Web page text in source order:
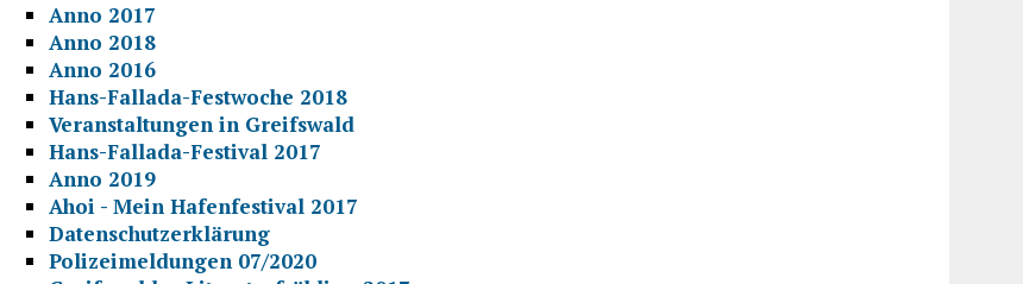
Anno 2017
Anno 2018
Anno 2016
Hans-Fallada-Festwoche 2018
Veranstaltungen in Greifswald
Hans-Fallada-Festival 2017
Anno 2019
Ahoi - Mein Hafenfestival 2017
Datenschutzerklärung
Polizeimeldungen 07/2020